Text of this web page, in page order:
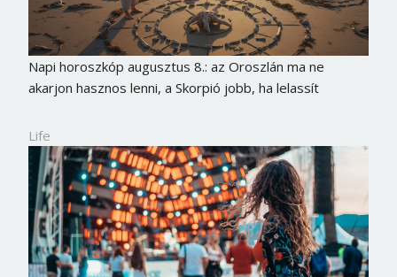
Napi horoszkóp augusztus 8.: az Oroszlán ma ne
akarjon hasznos lenni, a Skorpió jobb, ha lelassít
Life